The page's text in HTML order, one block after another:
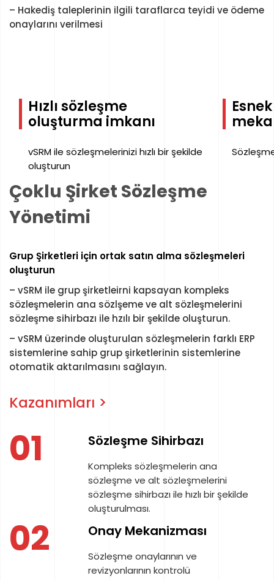
– Hakediş taleplerinin ilgili taraflarca teyidi ve ödeme
onaylarını verilmesi
Hızlı sözleşme
oluşturma imkanı
vSRM ile sözleşmelerinizi hızlı bir şekilde
oluşturun
Çoklu Şirket Sözleşme
Yönetimi
Grup Şirketleri için ortak satın alma sözleşmeleri
oluşturun
– vSRM ile grup şirketleirni kapsayan kompleks
sözleşmelerin ana sözlşeme ve alt sözleşmelerini
sözleşme sihirbazı ile hzılı bir şekilde oluşturun.
– vSRM üzerinde oluşturulan sözleşmelerin farklı ERP
sistemlerine sahip grup şirketlerinin sistemlerine
otomatik aktarılmasını sağlayın.
Kazanımları >
01 Sözleşme Sihirbazı
Kompleks sözleşmelerin ana
sözleşme ve alt sözleşmelerini
sözleşme sihirbazı ile hızlı bir şekilde
oluşturulması.
02 Onay Mekanizması
Sözleşme onaylarının ve
revizyonlarının kontrolü